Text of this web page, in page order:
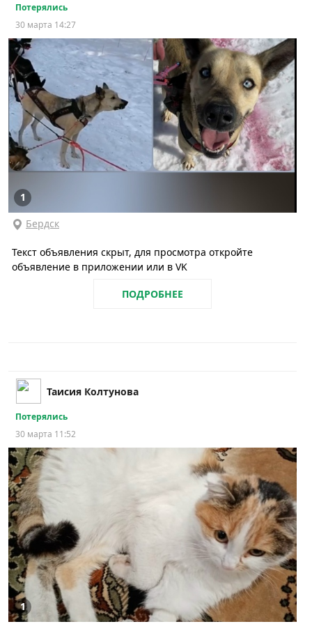
Потерялись
30 марта 14:27
1
Бердск
Текст объявления скрыт, для просмотра откройте
объявление в приложении или в VK
ПОДРОБНЕЕ
Таисия Колтунова
Потерялись
30 марта 11:52
1